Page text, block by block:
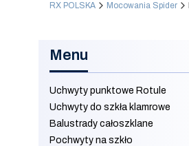
RX POLSKA Mocowania Spider
Menu
Uchwyty punktowe Rotule
Uchwyty do szkła klamrowe
Balustrady całoszklane
Pochwyty na szkło